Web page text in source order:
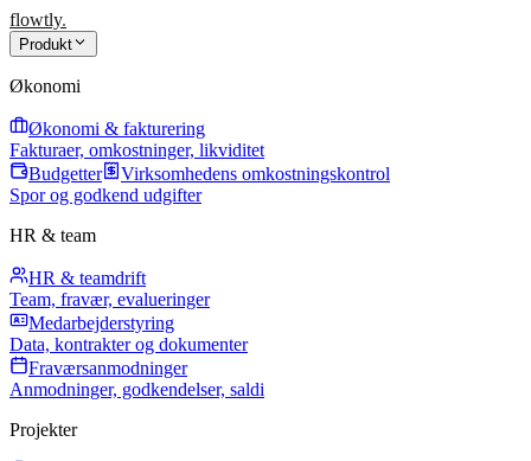
flowtly.
Produkt
Økonomi
Økonomi & fakturering
Fakturaer, omkostninger, likviditet
Budgetter
Virksomhedens omkostningskontrol
Spor og godkend udgifter
HR & team
HR & teamdrift
Team, fravær, evalueringer
Medarbejderstyring
Data, kontrakter og dokumenter
Fraværsanmodninger
Anmodninger, godkendelser, saldi
Projekter